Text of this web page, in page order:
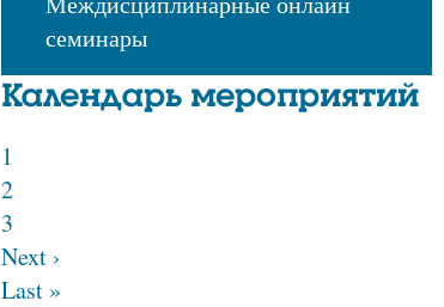
семинары
Календарь мероприятий
1
2
3
Next ›
Last »